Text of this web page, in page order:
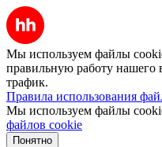
Мы используем файлы
правильную работу нашего
трафик.
Правила использования
Мы используем файлы
файлов cookie
Понятно